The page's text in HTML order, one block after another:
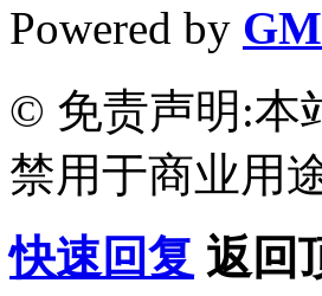
Powered by
© 免责声明:本
禁用于商业用
快速回复 返回